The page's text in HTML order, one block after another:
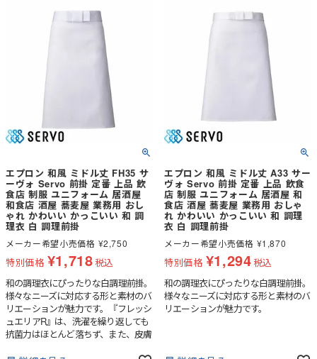
エプロン 和風 ミドル丈 FH35 サ
ーヴォ Servo 前掛 定番 上品 飲
食店 制服 ユニフォーム 居酒屋
和食店 酒屋 蕎麦屋 業務用 おし
ゃれ かわいい かっこいい 和 調
理衣 白 調理前掛
メーカー希望小売価格 ¥2,750
特別価格 ¥1,718税込
和の調理衣にぴったりな白調理前掛。
様々なニーズに対応する形と素材のバ
リエーションが魅力です。『フレッシ
ュエリアR』は、洗濯を繰り返しても
抗菌力はほとんど落ちず、また、皮膚
エプロン 和風 ミドル丈 A33 サー
ヴォ Servo 前掛 定番 上品 飲食
店 制服 ユニフォーム 居酒屋 和
食店 酒屋 蕎麦屋 業務用 おしゃ
れ かわいい かっこいい 和 調理
衣 白 調理前掛
メーカー希望小売価格 ¥1,870
特別価格 ¥1,294税込
和の調理衣にぴったりな白調理前掛。
様々なニーズに対応する形と素材のバ
リエーションが魅力です。